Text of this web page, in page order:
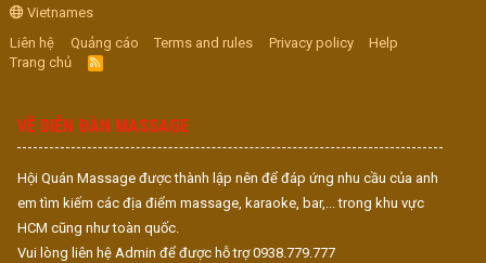
Vietnames
Liên hệ
Quảng cáo Terms and rules Privacy policy
Help
Trang chủ
R
S
VỀ DIỄN ĐÀN MASSAGE
Hội Quán Massage được thành lập nên để đáp ứng nhu cầu của anh
em tìm kiếm các địa điểm massage, karaoke, bar,... trong khu vực
HCM cũng như toàn quốc.
Vui lòng liên hệ Admin để được hỗ trợ 0938.779.777